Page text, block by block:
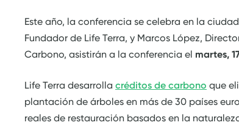
Este año, la conferencia se celebra en la
Fundador de Life Terra, y Marcos López,
Carbono, asistirán a la conferencia el martes,
Life Terra desarrolla créditos de carbono que
plantación de árboles en más de 30 países
reales de restauración basados en la